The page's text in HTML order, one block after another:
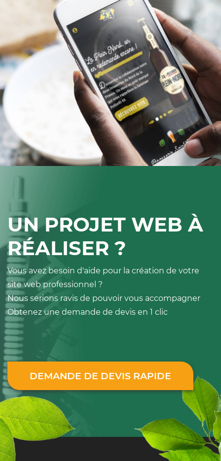
UN PROJET WEB À
RÉALISER ?
Vous avez besoin d'aide pour la création de votre
site web professionnel ?
Nous serions ravis de pouvoir vous accompagner
Obtenez une demande de devis en 1 clic
DEMANDE DE DEVIS RAPIDE